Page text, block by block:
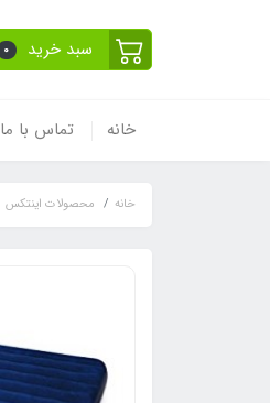
سبد خرید 0
خانه تماس با ما
خانه محصولات اینتکس